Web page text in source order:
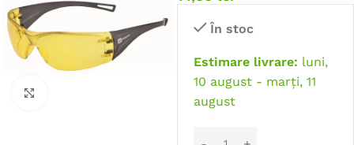
În stoc
Estimare livrare: luni,
10 august - marți, 11
august